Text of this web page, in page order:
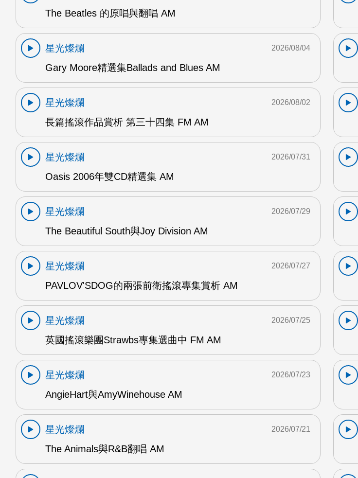
The Beatles 的原唱與翻唱 AM
星光燦爛
Gary Moore精選集Ballads and Blues AM
2026/08/04
星光燦爛
長篇搖滾作品賞析 第三十四集 FM AM
2026/08/02
星光燦爛
Oasis 2006年雙CD精選集 AM
2026/07/31
星光燦爛
The Beautiful South與Joy Division AM
2026/07/29
星光燦爛
PAVLOV'SDOG的兩張前衛搖滾專集賞析 AM
2026/07/27
星光燦爛
英國搖滾樂團Strawbs專集選曲中 FM AM
2026/07/25
星光燦爛
AngieHart與AmyWinehouse AM
2026/07/23
星光燦爛
The Animals與R&B翻唱 AM
2026/07/21